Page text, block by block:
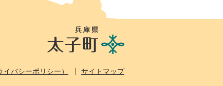
庫
県
子
バシーポリシー） サイトマップ